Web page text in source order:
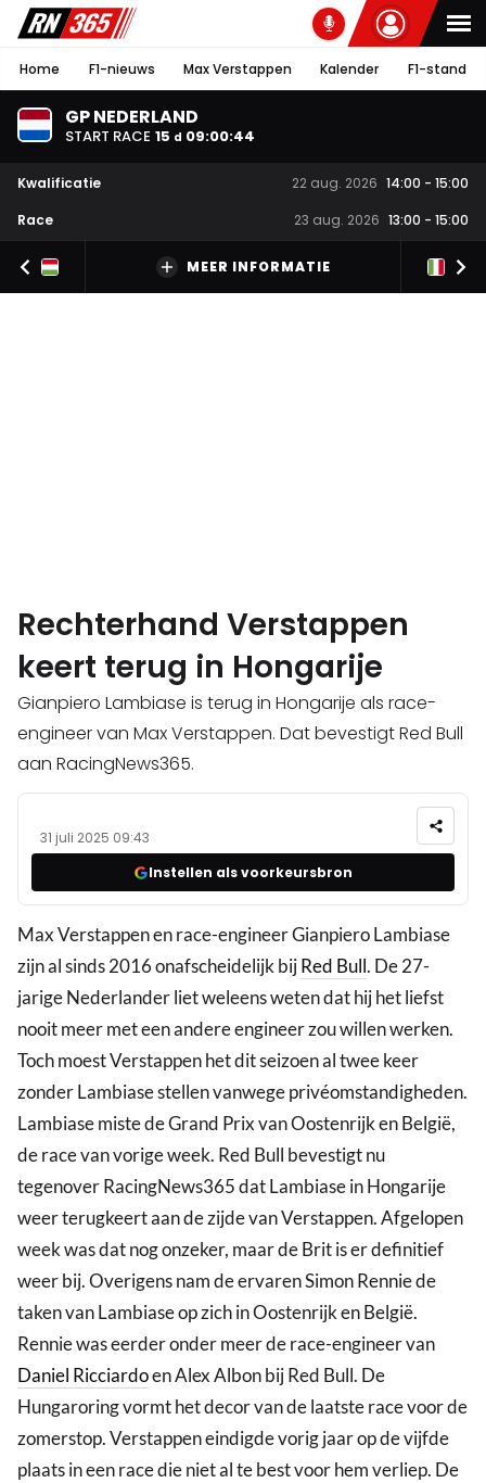
Home F1-nieuws Max Verstappen Kalender F1-stand
GP NEDERLAND
START RACE 15 d 09:00:43
Kwalificatie 22 aug. 2026 14:00 - 15:00
Race
23 aug. 2026 13:00 - 15:00
MEER INFORMATIE
Rechterhand Verstappen
keert terug in Hongarije
Gianpiero Lambiase is terug in Hongarije als race-
engineer van Max Verstappen. Dat bevestigt Red Bull
aan RacingNews365.
31 juli 2025 09:43
Instellen als voorkeursbron
Max Verstappen en race-engineer Gianpiero Lambiase
zijn al sinds 2016 onafscheidelijk bijRed Bull. De 27-
jarige Nederlander liet weleens weten dat hij het liefst
nooit meer met een andere engineer zou willen werken.
Toch moest Verstappen het dit seizoen al twee keer
zonder Lambiase stellen vanwege privéomstandigheden.
Lambiase miste de Grand Prix van Oostenrijk en België,
de race van vorige week. Red Bull bevestigt nu
tegenover RacingNews365 dat Lambiase in Hongarije
weer terugkeert aan de zijde van Verstappen. Afgelopen
week was dat nog onzeker, maar de Brit is er definitief
weer bij. Overigens nam de ervaren Simon Rennie de
taken van Lambiase op zich in Oostenrijk en België.
Rennie was eerder onder meer de race-engineer van
Daniel Ricciardoen Alex Albon bij Red Bull. De
Hungaroring vormt het decor van de laatste race voor de
zomerstop. Verstappen eindigde vorig jaar op de vijfde
plaats in een race die niet al te best voor hem verliep. De